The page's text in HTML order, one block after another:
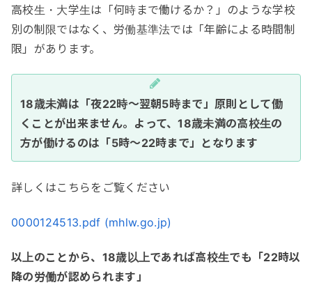
高校生・大学生は「何時まで働けるか？」のような学校
別の制限ではなく、労働基準法では「年齢による時間制
限」があります。
18歳未満は「夜22時〜翌朝5時まで」原則として働
くことが出来ません。よって、18歳未満の高校生の
方が働けるのは「5時〜22時まで」となります
詳しくはこちらをご覧ください
0000124513.pdf (mhlw.go.jp)
以上のことから、18歳以上であれば高校生でも「22時以
降の労働が認められます」